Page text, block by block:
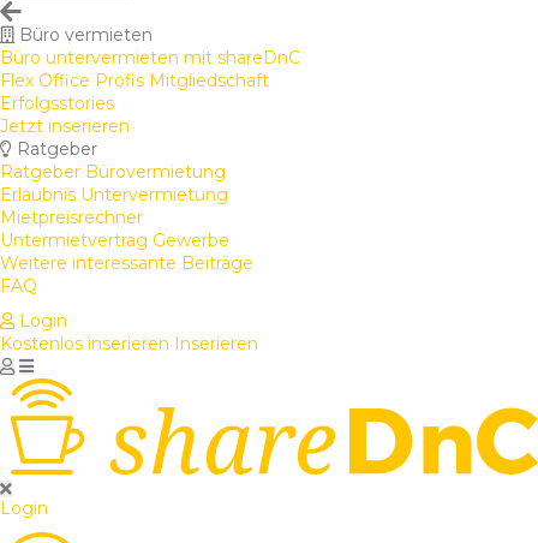
Büro vermieten
Büro untervermieten mit shareDnC
Flex Office Profis Mitgliedschaft
Erfolgsstories
Jetzt inserieren
Ratgeber
Ratgeber Bürovermietung
Erlaubnis Untervermietung
Mietpreisrechner
Untermietvertrag Gewerbe
Weitere interessante Beiträge
FAQ
Login
Kostenlos inserieren Inserieren
Login